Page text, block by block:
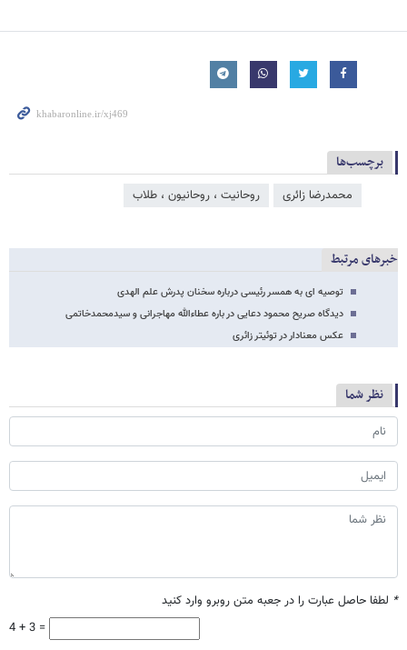
برچسب‌ها
محمدرضا زائری روحانیت ، روحانیون ، طلاب
خبرهای مرتبط
توصیه ای به همسر رئیسی درباره سخنان پدرش علم الهدی
دیدگاه صریح محمود دعایی در باره عطاءالله مهاجرانی و سیدمحمدخاتمی
عکس معنادار در توئیتر زائری
نظر شما
* لطفا حاصل عبارت را در جعبه متن روبرو وارد کنید
4 + 3 =